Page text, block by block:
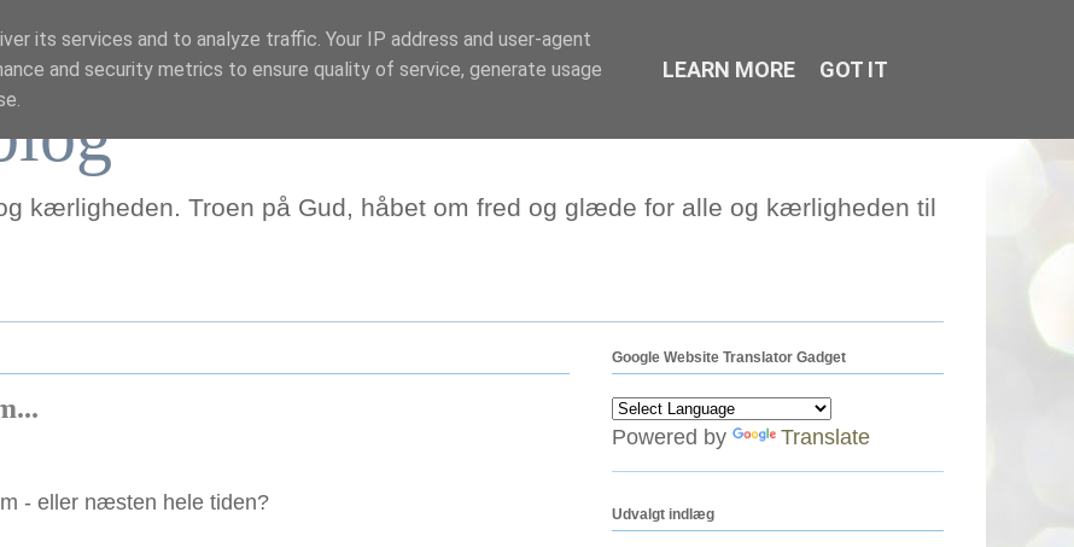
kærligheden. Troen på Gud, håbet om fred og glæde for alle og kærligheden til
- eller næsten hele tiden?
Google Website Translator Gadget
Powered by Translate
Udvalgt indlæg
its services and to analyze traffic. Your IP address and user-agent
and security metrics to ensure quality of service, generate usage
LEARN MORE GOT IT